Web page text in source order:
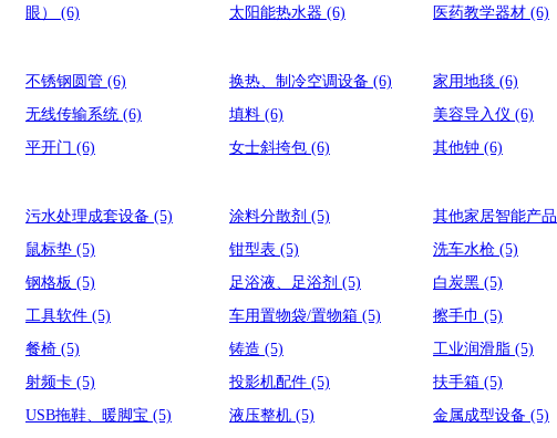
眼） (6) 太阳能热水器 (6) 医药教学器材 (6)
不锈钢圆管 (6) 换热、制冷空调设备 (6) 家用地毯 (6)
无线传输系统 (6) 填料 (6) 美容导入仪 (6)
平开门 (6) 女士斜挎包 (6) 其他钟 (6)
污水处理成套设备 (5) 涂料分散剂 (5) 其他家居智能产品
鼠标垫 (5) 钳型表 (5) 洗车水枪 (5)
钢格板 (5) 足浴液、足浴剂 (5) 白炭黑 (5)
工具软件 (5) 车用置物袋/置物箱 (5) 擦手巾 (5)
餐椅 (5) 铸造 (5) 工业润滑脂 (5)
射频卡 (5) 投影机配件 (5) 扶手箱 (5)
USB拖鞋、暖脚宝 (5) 液压整机 (5) 金属成型设备 (5)